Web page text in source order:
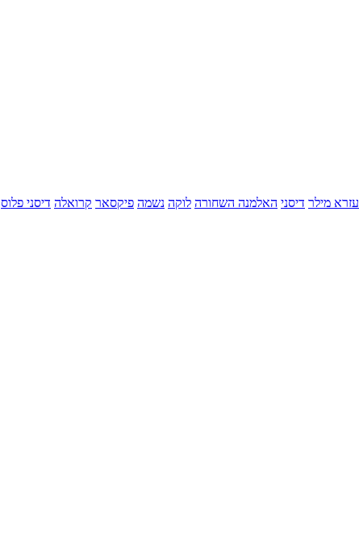
עזרא מילר דיסני האלמנה השחורה לוקה נשמה פיקסאר קרואלה דיסני פלוס